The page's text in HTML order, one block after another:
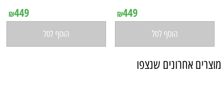
₪449
הוסף לסל
₪449
הוסף לסל
מוצרים אחרונים שנצפו